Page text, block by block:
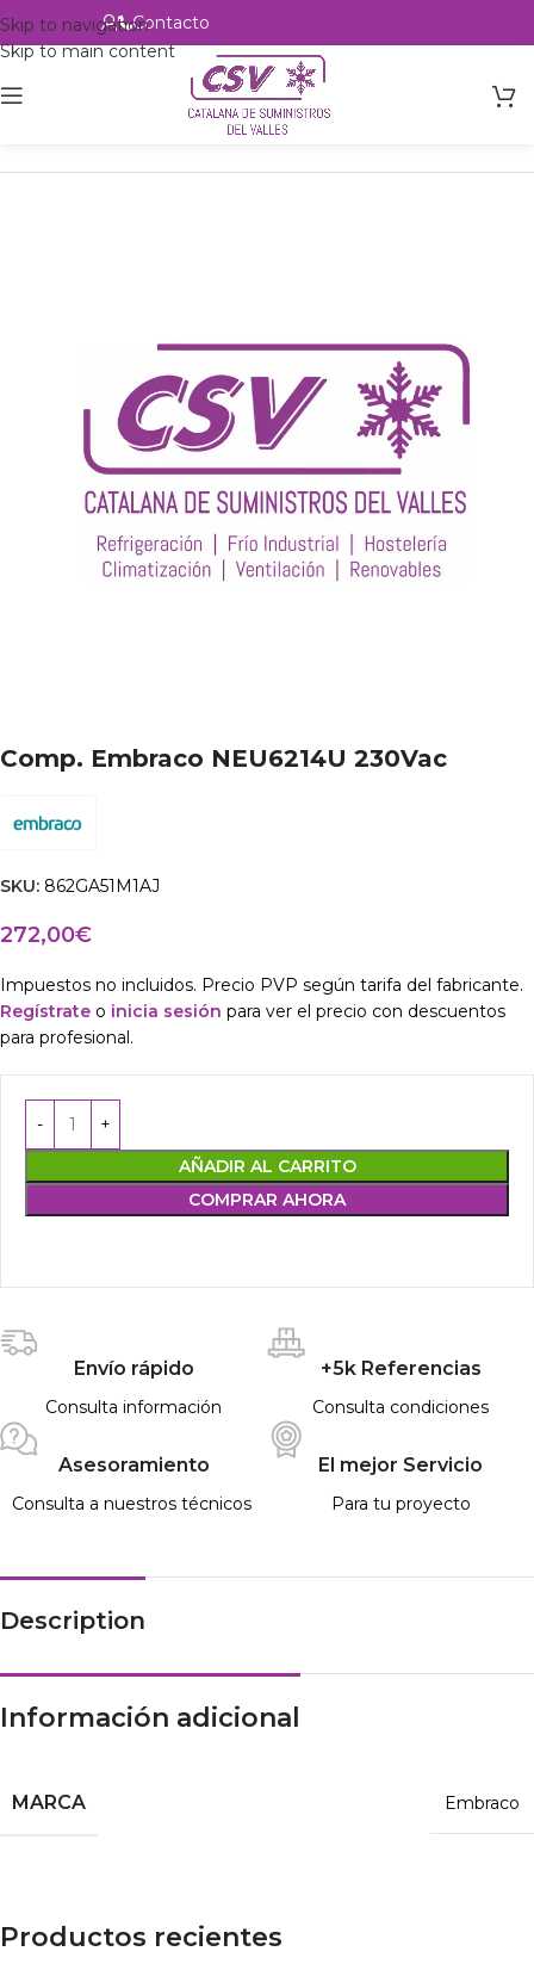
Skip to navigation
Skip to main content
Contacto
csvalles
Comp. Embraco NEU6214U 230Vac
SKU: 862GA51M1AJ
272,00€
Impuestos no incluidos. Precio PVP según tarifa del fabricante.
Regístrate o inicia sesión para ver el precio con descuentos
para profesional.
AÑADIR AL CARRITO
COMPRAR AHORA
Envío rápido
Consulta información
+5k Referencias
Consulta condiciones
Asesoramiento
Consulta a nuestros técnicos
El mejor Servicio
Para tu proyecto
Description
Información adicional
MARCA Embraco
Productos recientes